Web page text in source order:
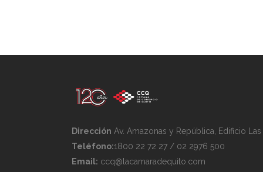
Dirección Av. Amazonas y República, Edificio Las
Teléfono:1800 22 72 27 / 02 2976 500
Email: ccq@lacamaradequito.com